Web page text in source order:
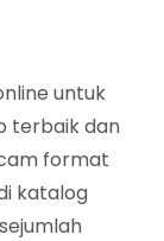
untuk
terbaik dan
format
katalog